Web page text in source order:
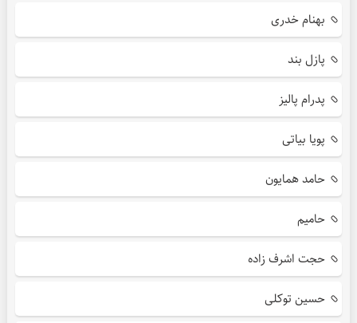
بهنام خدری
پازل بند
پدرام پالیز
پویا بیاتی
حامد همایون
حامیم
حجت اشرف زاده
حسین توکلی